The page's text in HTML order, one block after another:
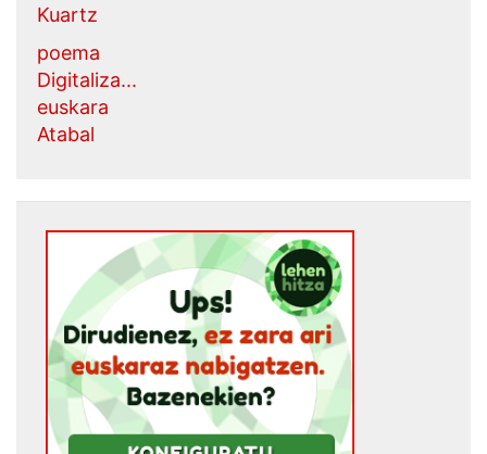
Kuartz
poema
Digitaliza...
euskara
Atabal